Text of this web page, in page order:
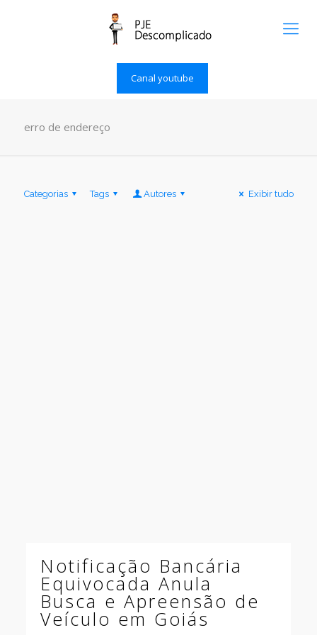
Canal youtube
erro de endereço
Categorias Tags Autores Exibir tudo
Notificação Bancária
Equivocada Anula
Busca e Apreensão de
Veículo em Goiás